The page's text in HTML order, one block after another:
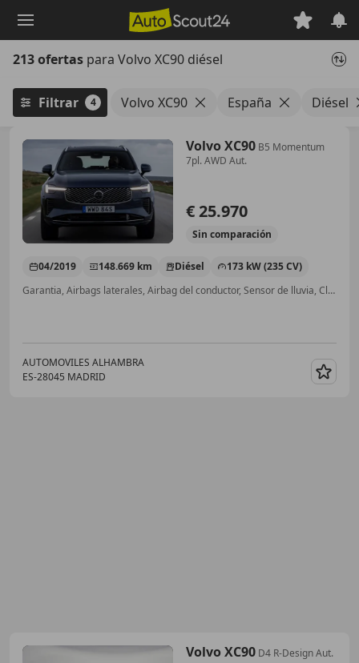
principal
213 ofertas para Volvo XC90 diésel
Filtrar 4 Volvo XC90 España Diésel
Volvo XC90 B5 Momentum
7pl. AWD Aut.
€ 25.970
Sin comparación
04/2019 148.669 km Diésel
173 kW (235 CV)
Garantia, Airbags laterales, Airbag del conductor, Sensor de lluvia, Climatizador automático, 4WD, Cierre centralizado, Control de tracción
AUTOMOVILES ALHAMBRA
ES-28045 MADRID
Volvo XC90 D4 R-Design Aut.